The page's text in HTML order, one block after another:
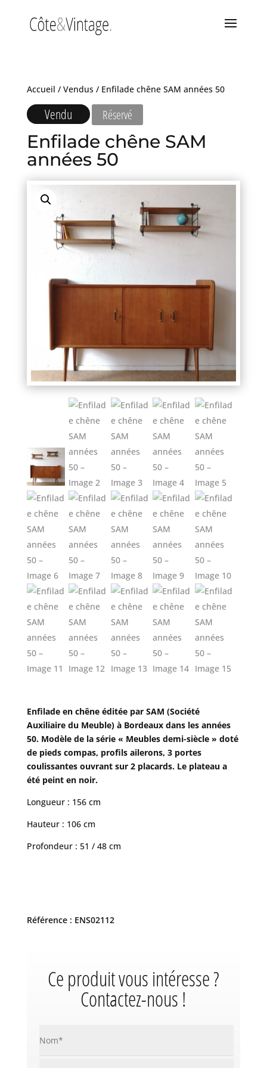
Accueil / Vendus/ Enfilade chêne SAM années 50
Vendu Réservé
Enfilade chêne SAM
années 50
Enfilade en chêne éditée par SAM (Société
Auxiliaire du Meuble) à Bordeaux dans les années
50. Modèle de la série « Meubles demi-siècle » doté
de pieds compas, profils ailerons, 3 portes
coulissantes ouvrant sur 2 placards. Le plateau a
été peint en noir.
Longueur : 156 cm
Hauteur : 106 cm
Profondeur : 51 / 48 cm
Référence : ENS02112
Ce produit vous intéresse ?
Contactez-nous !